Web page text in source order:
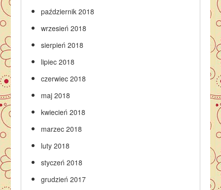
październik 2018
wrzesień 2018
sierpień 2018
lipiec 2018
czerwiec 2018
maj 2018
kwiecień 2018
marzec 2018
luty 2018
styczeń 2018
grudzień 2017